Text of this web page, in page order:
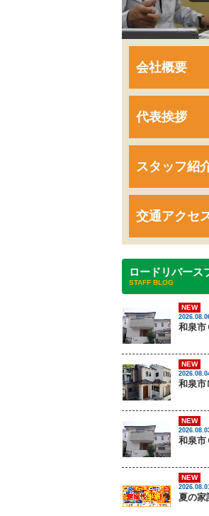
会社概要
代表挨拶
スタッフ紹
交通アクセ
ロードリバース
STAFF BLOG
NEW
NEW
NEW
NEW